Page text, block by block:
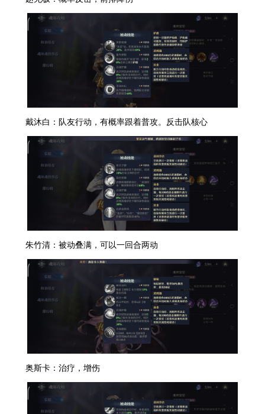
戴沐白：队友行动，有概率跟着普攻。反击队核心
朱竹清：被动叠满，可以一回合两动
奥斯卡：治疗，增伤